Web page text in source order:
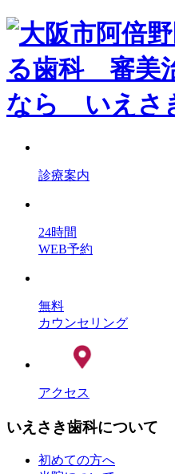
診療案内
24時間
WEB予約
無料
カウンセリング
アクセス
いえさき歯科について
初めての方へ